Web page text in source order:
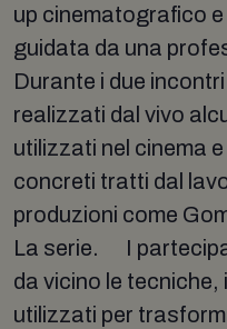
up cinematografico
guidata da una
Durante i due
realizzati dal vivo
utilizzati nel cinema
concreti tratti dal
produzioni come
La serie. I
da vicino le tecniche,
utilizzati per